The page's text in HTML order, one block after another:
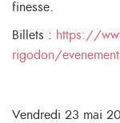
finesse.
Billets : https://
rigodon/
Vendredi 23 mai